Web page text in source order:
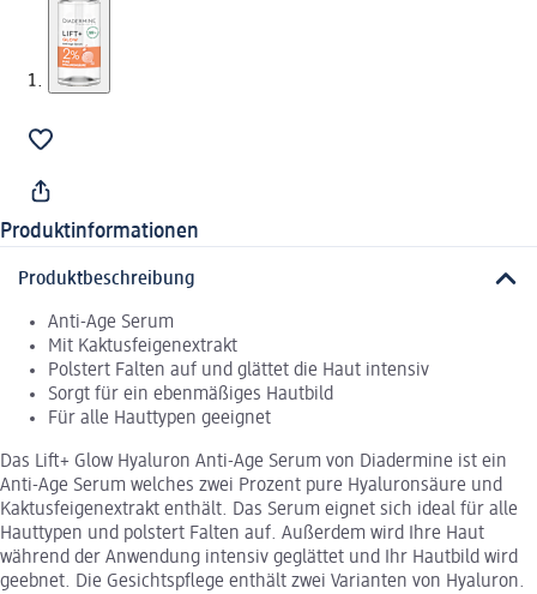
Produktinformationen
Produktbeschreibung
Anti-Age Serum
Mit Kaktusfeigenextrakt
Polstert Falten auf und glättet die Haut intensiv
Sorgt für ein ebenmäßiges Hautbild
Für alle Hauttypen geeignet
Das Lift+ Glow Hyaluron Anti-Age Serum von Diadermine ist ein
Anti-Age Serum welches zwei Prozent pure Hyaluronsäure und
Kaktusfeigenextrakt enthält. Das Serum eignet sich ideal für alle
Hauttypen und polstert Falten auf. Außerdem wird Ihre Haut
während der Anwendung intensiv geglättet und Ihr Hautbild wird
geebnet. Die Gesichtspflege enthält zwei Varianten von Hyaluron.